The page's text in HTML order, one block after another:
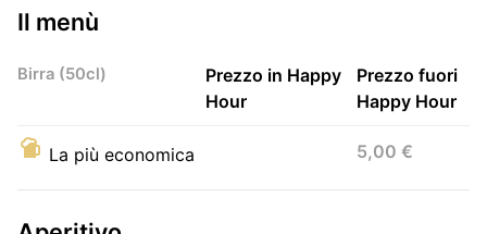
Il menù
Birra (50cl)
Prezzo in Happy
Hour
Prezzo fuori
Happy Hour
La più economica 5,00 €